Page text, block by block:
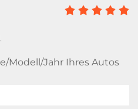
Modell/Jahr Ihres Autos